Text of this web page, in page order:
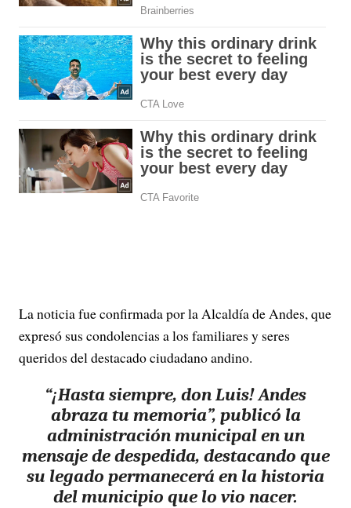
La noticia fue confirmada por la Alcaldía de Andes, que
expresó sus condolencias a los familiares y seres
queridos del destacado ciudadano andino.
“¡Hasta siempre, don Luis! Andes
abraza tu memoria”, publicó la
administración municipal en un
mensaje de despedida, destacando que
su legado permanecerá en la historia
del municipio que lo vio nacer.